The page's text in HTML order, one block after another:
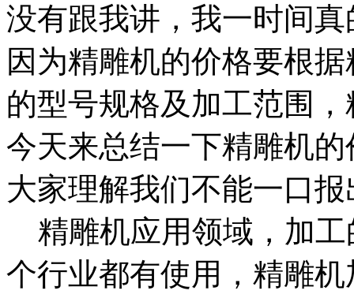
没有跟我讲，我一时间
因为精雕机的价格要根
的型号规格及加工范围
今天来总结一下精雕机
大家理解我们不能一口报
精雕机应用领域，加工
个行业都有使用，精雕